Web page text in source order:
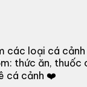
các loại cá
thức ăn, thuốc
cá cảnh ❤️